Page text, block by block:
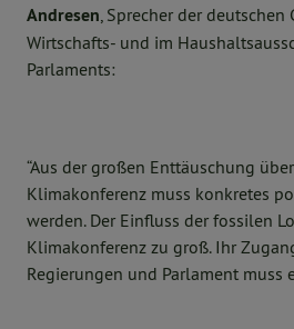
Andresen , Sprecher der
Wirtschafts- und im
Parlaments:
“Aus der großen Enttäuschung
Klimakonferenz muss konkretes
werden. Der Einfluss der fossilen
Klimakonferenz zu groß. Ihr
Regierungen und Parlament muss